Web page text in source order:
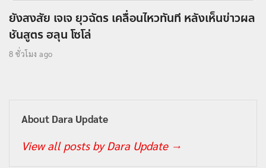
ยังสงสัย เจเจ ยุวฉัตร เคลื่อนไหวทันที หลังเห็นข่าวผล
ชันสูตร ฮลุน โซโล่
8 ชั่วโมง ago
About Dara Update
View all posts by Dara Update →